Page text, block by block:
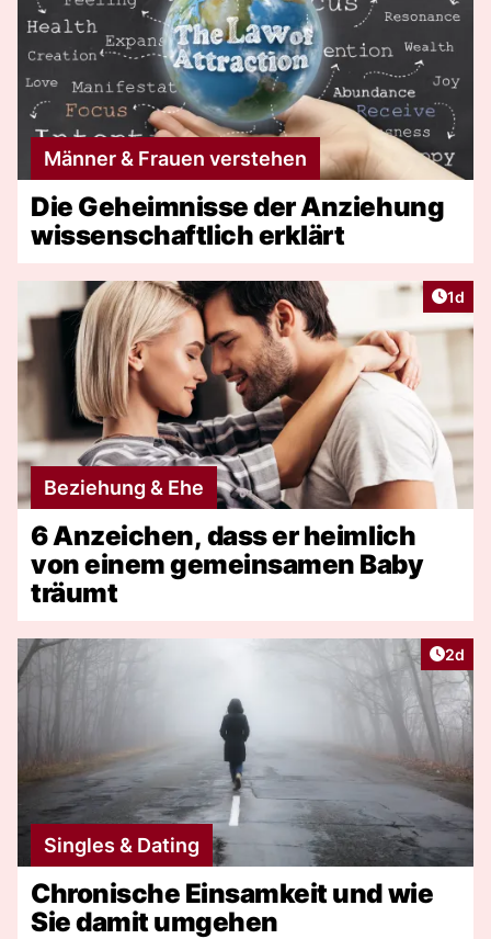
Männer & Frauen verstehen
Die Geheimnisse der Anziehung
wissenschaftlich erklärt
1d
Beziehung & Ehe
6 Anzeichen, dass er heimlich
von einem gemeinsamen Baby
träumt
2d
Singles & Dating
Chronische Einsamkeit und wie
Sie damit umgehen